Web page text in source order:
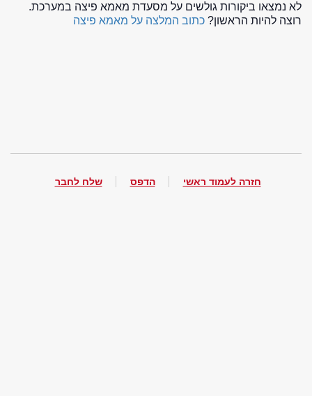
לא נמצאו ביקורות גולשים על מסעדת מאמא פיצה במערכת.
רוצה להיות הראשון? כתוב המלצה על מאמא פיצה
חזרה לעמוד ראשי הדפס שלח לחבר